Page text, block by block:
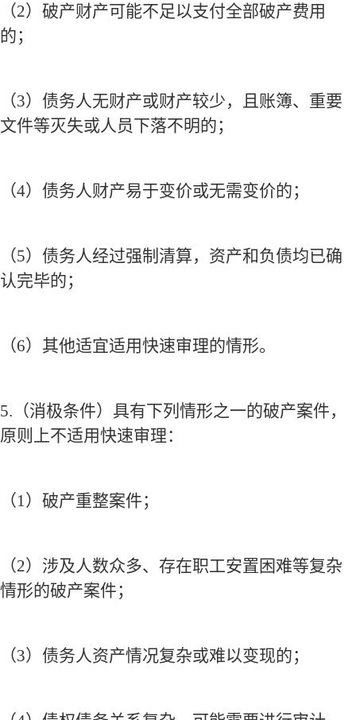
（2）破产财产可能不足以支付全部破产费用
的；
（3）债务人无财产或财产较少，且账簿、重要
文件等灭失或人员下落不明的；
（4）债务人财产易于变价或无需变价的；
（5）债务人经过强制清算，资产和负债均已确
认完毕的；
（6）其他适宜适用快速审理的情形。
5. （消极条件）具有下列情形之一的破产案件，
原则上不适用快速审理：
（1）破产重整案件；
（2）涉及人数众多、存在职工安置困难等复杂
情形的破产案件；
（3）债务人资产情况复杂或难以变现的；